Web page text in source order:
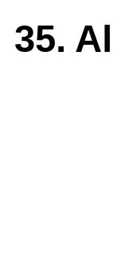
35.